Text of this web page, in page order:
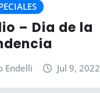
– Dia de la
Endelli Jul 9, 2022